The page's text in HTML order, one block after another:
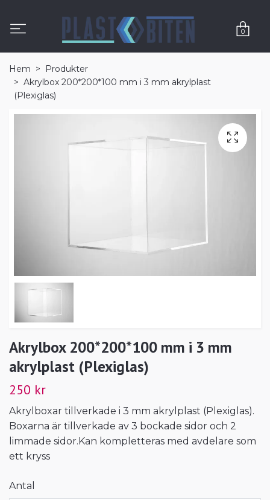
0
Hem
Produkter
Akrylbox 200*200*100 mm i 3 mm akrylplast
(Plexiglas)
Akrylbox 200*200*100 mm i 3 mm
akrylplast (Plexiglas)
250 kr
Akrylboxar tillverkade i 3 mm akrylplast (Plexiglas).
Boxarna är tillverkade av 3 bockade sidor och 2
limmade sidor.Kan kompletteras med avdelare som
ett kryss
Antal